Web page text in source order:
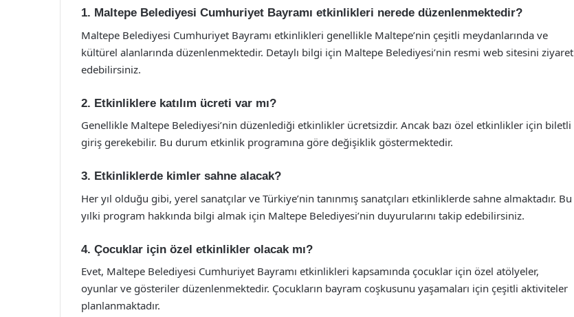
1. Maltepe Belediyesi Cumhuriyet Bayramı etkinlikleri nerede düzenlenmektedir?
Maltepe Belediyesi Cumhuriyet Bayramı etkinlikleri genellikle Maltepe’nin çeşitli meydanlarında ve
kültürel alanlarında düzenlenmektedir. Detaylı bilgi için Maltepe Belediyesi’nin resmi web sitesini ziyaret
edebilirsiniz.
2. Etkinliklere katılım ücreti var mı?
Genellikle Maltepe Belediyesi’nin düzenlediği etkinlikler ücretsizdir. Ancak bazı özel etkinlikler için biletli
giriş gerekebilir. Bu durum etkinlik programına göre değişiklik göstermektedir.
3. Etkinliklerde kimler sahne alacak?
Her yıl olduğu gibi, yerel sanatçılar ve Türkiye’nin tanınmış sanatçıları etkinliklerde sahne almaktadır. Bu
yılki program hakkında bilgi almak için Maltepe Belediyesi’nin duyurularını takip edebilirsiniz.
4. Çocuklar için özel etkinlikler olacak mı?
Evet, Maltepe Belediyesi Cumhuriyet Bayramı etkinlikleri kapsamında çocuklar için özel atölyeler,
oyunlar ve gösteriler düzenlenmektedir. Çocukların bayram coşkusunu yaşamaları için çeşitli aktiviteler
planlanmaktadır.